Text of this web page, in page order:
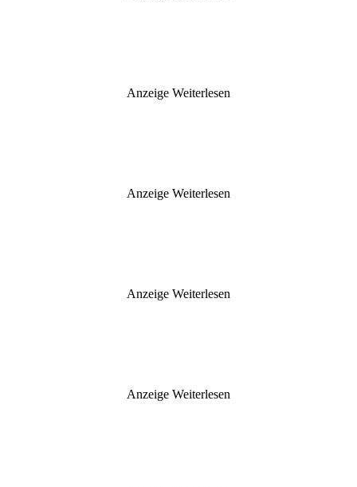
Anzeige Weiterlesen
Anzeige Weiterlesen
Anzeige Weiterlesen
Anzeige Weiterlesen